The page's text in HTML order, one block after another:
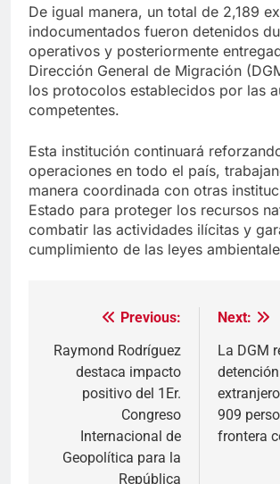
De igual manera, un total de 2,189
indocumentados fueron detenidos
operativos y posteriormente
Dirección General de Migración
los protocolos establecidos por las
competentes.
Esta institución continuará
operaciones en todo el país,
manera coordinada con otras
Estado para proteger los recursos
combatir las actividades ilícitas y
cumplimiento de las leyes
Navegación
de
entradas
Previous:
Raymond Rodríguez
destaca impacto
positivo del 1Er.
Congreso
Internacional de
Geopolítica para la
República
Next:
La DGM
909
frontera